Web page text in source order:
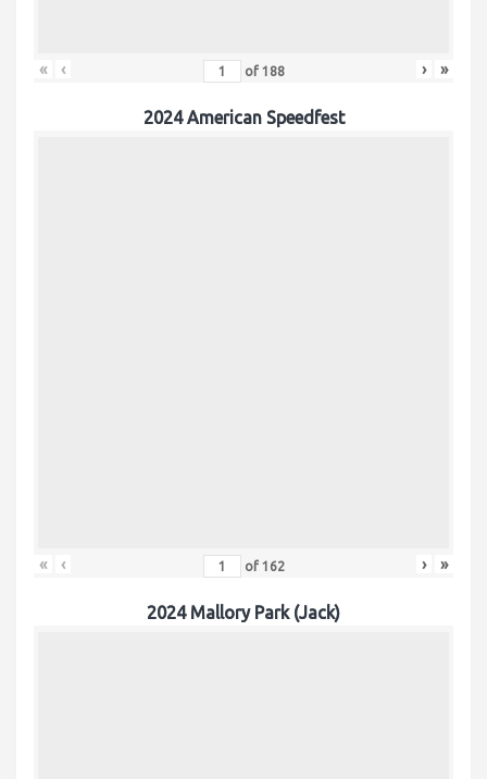
« ‹ of 188 › »
2024 American Speedfest
« ‹ of 162 › »
2024 Mallory Park (Jack)